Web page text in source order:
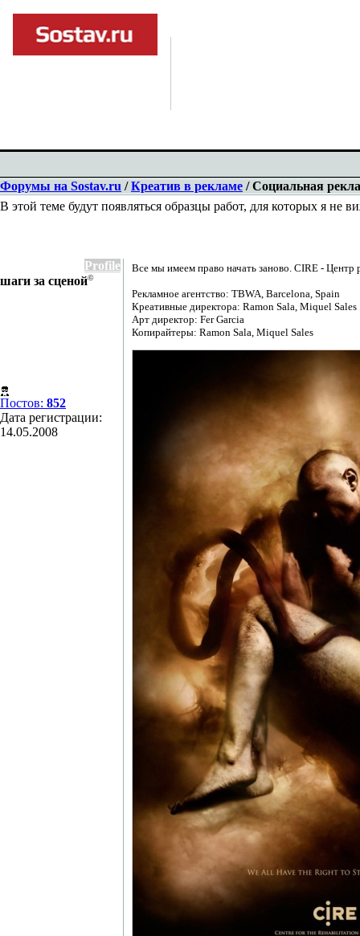
Форумы на Sostav.ru /Креатив в рекламе / Социальная
В этой теме будут появляться образцы работ, для которых я не
Profile
шаги за сценой©
Постов: 852
Дата регистрации:
14.05.2008
Все мы имеем право начать заново. CIRE - Центр
Рекламное агентство: TBWA, Barcelona, Spain
Креативные директора: Ramon Sala, Miquel Sales
Арт директор: Fer Garcia
Копирайтеры: Ramon Sala, Miquel Sales